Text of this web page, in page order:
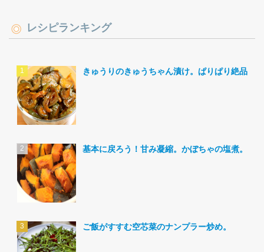
レシピランキング
きゅうりのきゅうちゃん漬け。ぱりぱり絶品。
基本に戻ろう！甘み凝縮。かぼちゃの塩煮。
ご飯がすすむ空芯菜のナンプラー炒め。